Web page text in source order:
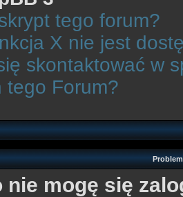
tego forum?
X nie jest
skontaktować w
tego Forum?
nie mogę się